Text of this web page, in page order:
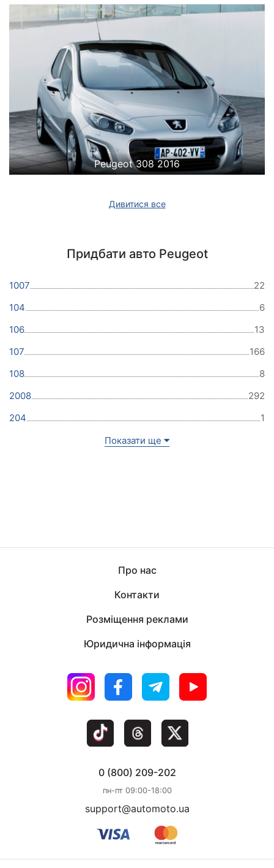
Peugeot 308 2016
Дивитися все
Придбати авто Peugeot
1007
22
104
6
106
13
107
166
108
8
2008
292
204
1
Показати ще
Про нас
Контакти
Розміщення реклами
Юридична інформація
0 (800) 209-202
пн-пт 09:00-18:00
support@automoto.ua